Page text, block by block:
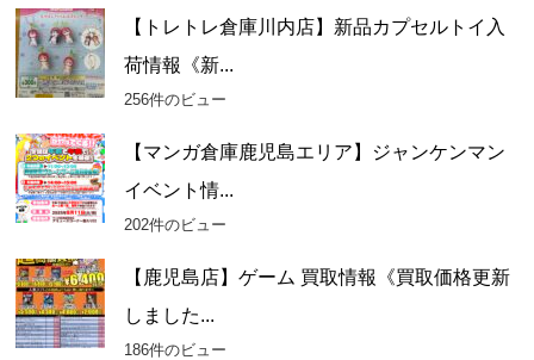
【トレトレ倉庫川内店】新品カプセルトイ入
荷情報《新...
256件のビュー
【マンガ倉庫鹿児島エリア】ジャンケンマン
イベント情...
202件のビュー
【鹿児島店】ゲーム 買取情報《買取価格更新
しました...
186件のビュー